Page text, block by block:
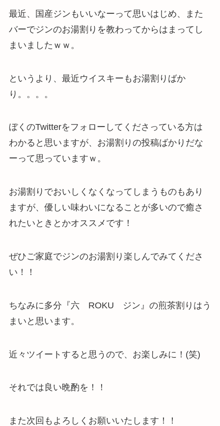
最近、国産ジンもいいなーって思いはじめ、また
バーでジンのお湯割りを教わってからはまってし
まいましたｗｗ。
というより、最近ウイスキーもお湯割りばか
り。。。。
ぼくのTwitterをフォローしてくださっている方は
わかると思いますが、お湯割りの投稿ばかりだな
ーって思っていますｗ。
お湯割りでおいしくなくなってしまうものもあり
ますが、優しい味わいになることが多いので癒さ
れたいときとかオススメです！
ぜひご家庭でジンのお湯割り楽しんでみてくださ
い！！
ちなみに多分『六 ROKU ジン』の煎茶割りはう
まいと思います。
近々ツイートすると思うので、お楽しみに！(笑)
それでは良い晩酌を！！
また次回もよろしくお願いいたします！！